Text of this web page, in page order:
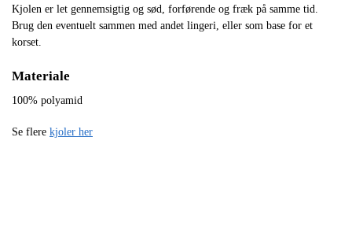
Kjolen er let gennemsigtig og sød, forførende og fræk på samme tid.
Brug den eventuelt sammen med andet lingeri, eller som base for et
korset.
Materiale
100% polyamid
Se flere kjoler her